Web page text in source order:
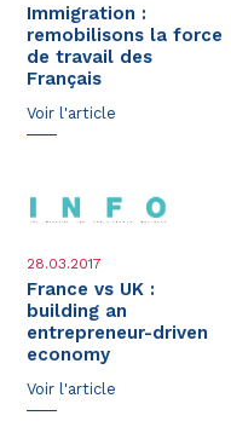
Immigration :
remobilisons la force
de travail des
Français
Voir l'article
28.03.2017
France vs UK :
building an
entrepreneur-driven
economy
Voir l'article